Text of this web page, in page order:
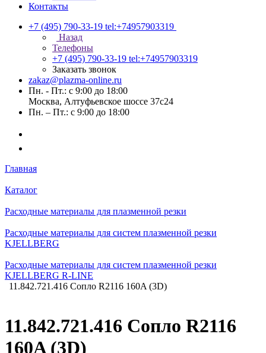
Контакты
+7 (495) 790-33-19 tel:+74957903319
Назад
Телефоны
+7 (495) 790-33-19 tel:+74957903319
Заказать звонок
zakaz@plazma-online.ru
Пн. - Пт.: с 9:00 до 18:00
Москва, Алтуфьевское шоссе 37с24
Пн. – Пт.: с 9:00 до 18:00
Главная
Каталог
Расходные материалы для плазменной резки
Расходные материалы для систем плазменной резки
KJELLBERG
Расходные материалы для систем плазменной резки
KJELLBERG R-LINE
11.842.721.416 Сопло R2116 160A (3D)
11.842.721.416 Сопло R2116
160A (3D)